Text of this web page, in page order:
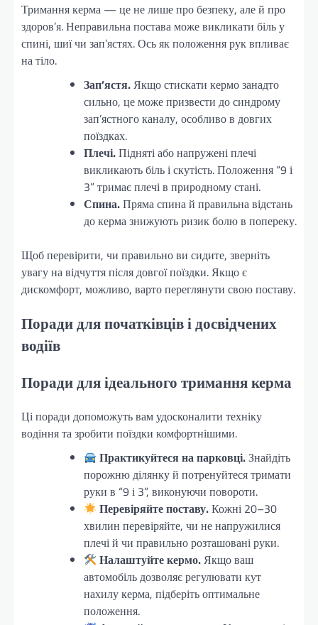
Тримання керма — це не лише про безпеку, але й про
здоров’я. Неправильна постава може викликати біль у
спині, шиї чи зап’ястях. Ось як положення рук впливає
на тіло.
Зап’ястя.Якщо стискати кермо занадто
сильно, це може призвести до синдрому
зап’ястного каналу, особливо в довгих
поїздках.
Плечі.Підняті або напружені плечі
викликають біль і скутість. Положення “9 і
3” тримає плечі в природному стані.
Спина.Пряма спина й правильна відстань
до керма знижують ризик болю в попереку.
Щоб перевірити, чи правильно ви сидите, зверніть
увагу на відчуття після довгої поїздки. Якщо є
дискомфорт, можливо, варто переглянути свою поставу.
Поради для початківців і досвідчених
водіїв
Поради для ідеального тримання керма
Ці поради допоможуть вам удосконалити техніку
водіння та зробити поїздки комфортнішими.
Практикуйтеся на парковці.Знайдіть
порожню ділянку й потренуйтеся тримати
руки в “9 і 3”, виконуючи повороти.
Перевіряйте поставу.Кожні 20–30
хвилин перевіряйте, чи не напружилися
плечі й чи правильно розташовані руки.
Налаштуйте кермо.Якщо ваш
автомобіль дозволяє регулювати кут
нахилу керма, підберіть оптимальне
положення.